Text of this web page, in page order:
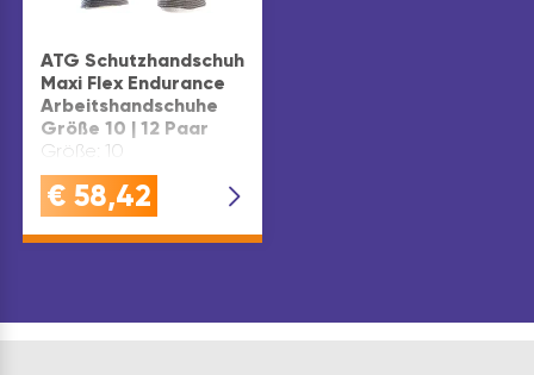
ATG Schutzhandschuh
Maxi Flex Endurance
Arbeitshandschuhe
Größe 10 | 12 Paar
Größe: 10
€ 58,42